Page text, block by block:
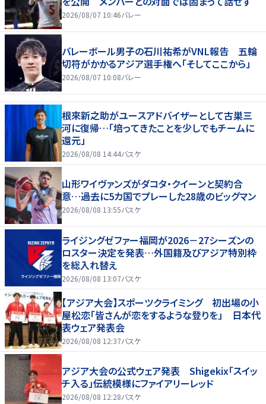
2026/08/07 10:46バレー
バレーボール男子の石川祐希がVNL報告 五輪
切符がかかるアジア選手権へ「そしてここから」
2026/08/07 10:08バレー
根來新之助がユースアドバイザーとして古巣三
河に復帰…「培ってきたことを少しでもチームに
還元」
2026/08/08 14:44バスケ
山形ワイヴァンズがダコタ・クイーンと契約合
意…過去に5カ国でプレーした28歳のビッグマン
2026/08/08 13:55バスケ
ライジングゼファー福岡が2026－27シーズンの
ロスター決定を発表…外国籍及びアジア特別枠
を総入れ替え
2026/08/08 13:07バスケ
【アジア大会】スポーツクライミング 初出場の小
屋松恋「皆さんが恋をするような登りを」 日本代
表ウェア発表会
2026/08/08 12:37バスケ
アジア大会の公式ウェア発表 Shigekix「スイッ
チ入る」伝統模様にファイアリーレッド
2026/08/08 12:28バスケ